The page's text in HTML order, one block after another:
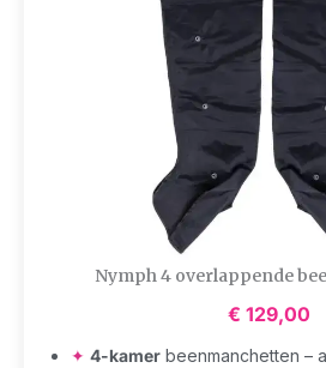
Nymph 4 overlappende
€ 129,00
✦ 4-kamer beenmanchetten –